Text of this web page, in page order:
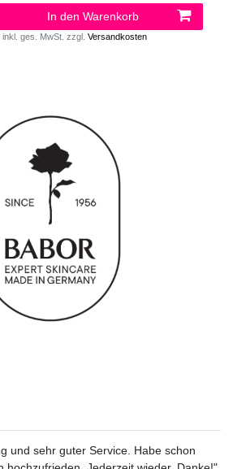
In den Warenkorb
inkl. ges. MwSt. zzgl.Versandkosten
und sehr guter Service. Habe schon